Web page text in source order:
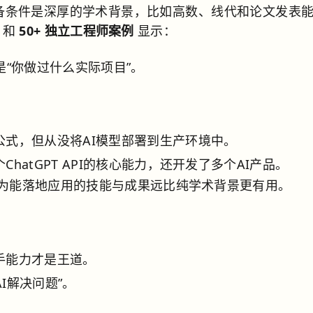
件是深厚的学术背景，比如高数、线代和论文发表
50+ 独立工程师案例 显示：
你做过什么实际项目”。
，但从没将AI模型部署到生产环境中。
API的核心能力，还开发了多个AI产品。
落地应用的技能与成果远比纯学术背景更有用。
力才是王道。
决问题”。